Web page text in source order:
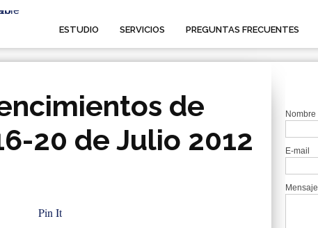
ESTUDIO SERVICIOS PREGUNTAS FRECUENTES
de
20 de Julio 2012
Pin It
Nombre
E-mail
Mensaje